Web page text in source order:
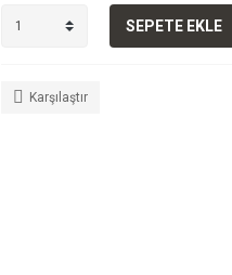
SEPETE EKLE
Karşılaştır